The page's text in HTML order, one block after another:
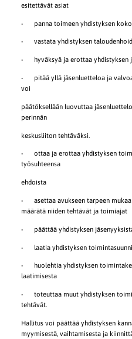
esitettävät asiat
- panna toimeen yhdistyksen
- vastata yhdistyksen
- hyväksyä ja erottaa yhdistyksen
- pitää yllä jäsenluetteloa ja valvoa
voi
päätöksellään luovuttaa
perinnän
keskusliiton tehtäväksi.
- ottaa ja erottaa yhdistyksen
työsuhteensa
ehdoista
- asettaa avukseen tarpeen
määrätä niiden tehtävät ja toimiajat
- päättää yhdistyksen
- laatia yhdistyksen
- huolehtia yhdistyksen
laatimisesta
- toteuttaa muut yhdistyksen
tehtävät.
Hallitus voi päättää yhdistyksen
myymisestä, vaihtamisesta ja